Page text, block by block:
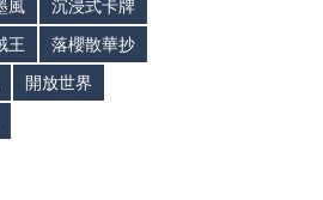
風
沉浸式卡牌
王
落櫻散華抄
開放世界